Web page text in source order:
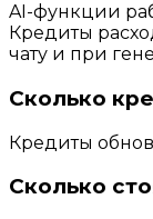
AI-функции
Кредиты
чату и при
Сколько
Кредиты
Сколько